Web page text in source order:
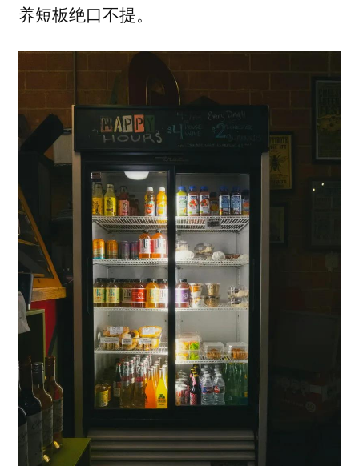
养短板绝口不提。